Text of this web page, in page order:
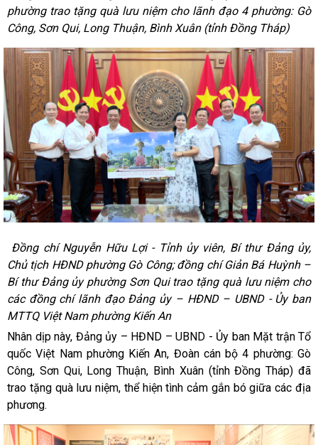
phường trao tặng quà lưu niệm cho lãnh đạo 4 phường: Gò
Công, Sơn Qui, Long Thuận, Bình Xuân (tỉnh Đồng Tháp)
Đồng chí Nguyễn Hữu Lợi - Tỉnh ủy viên, Bí thư Đảng ủy,
Chủ tịch HĐND phường Gò Công; đồng chí Giản Bá Huỳnh –
Bí thư Đảng ủy phường Sơn Qui trao tặng quà lưu niệm cho
các đồng chí lãnh đạo Đảng ủy – HĐND – UBND - Ủy ban
MTTQ Việt Nam phường Kiến An
Nhân dịp này, Đảng ủy – HĐND – UBND - Ủy ban Mặt trận Tổ
quốc Việt Nam phường Kiến An, Đoàn cán bộ 4 phường: Gò
Công, Sơn Qui, Long Thuận, Bình Xuân (tỉnh Đồng Tháp) đã
trao tặng quà lưu niệm, thể hiện tình cảm gắn bó giữa các địa
phương.